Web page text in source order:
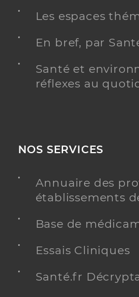
Les espaces
En bref, par
Santé et
réflexes au
NOS SERVICES
Annuaire des
établissements
Base de
Essais Cliniques
Santé.fr